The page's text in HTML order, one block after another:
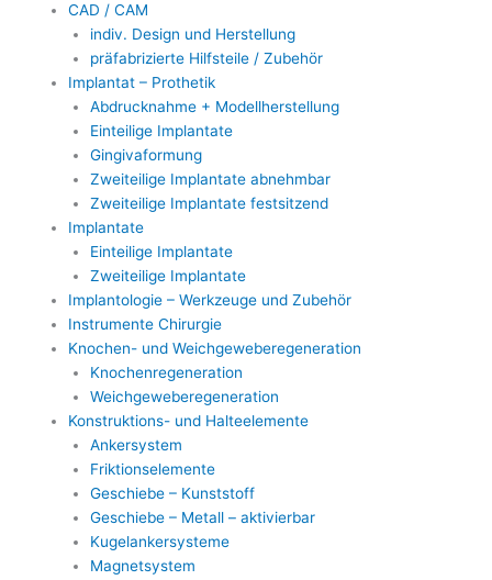
CAD / CAM
indiv. Design und Herstellung
präfabrizierte Hilfsteile / Zubehör
Implantat – Prothetik
Abdrucknahme + Modellherstellung
Einteilige Implantate
Gingivaformung
Zweiteilige Implantate abnehmbar
Zweiteilige Implantate festsitzend
Implantate
Einteilige Implantate
Zweiteilige Implantate
Implantologie – Werkzeuge und Zubehör
Instrumente Chirurgie
Knochen- und Weichgeweberegeneration
Knochenregeneration
Weichgeweberegeneration
Konstruktions- und Halteelemente
Ankersystem
Friktionselemente
Geschiebe – Kunststoff
Geschiebe – Metall – aktivierbar
Kugelankersysteme
Magnetsystem